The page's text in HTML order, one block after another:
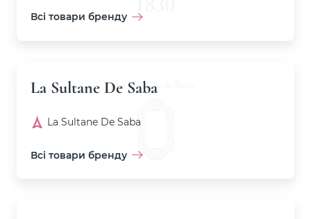
Всі товари бренду
La Sultane De Saba
La Sultane De Saba
Всі товари бренду